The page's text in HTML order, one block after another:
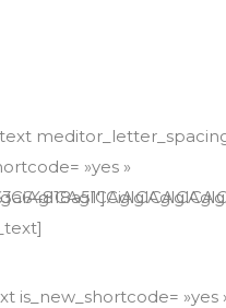
»yes »
is_new_shortcode= »yes